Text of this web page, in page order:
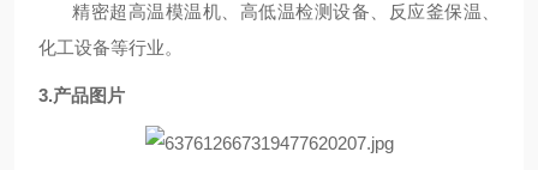
精密超高温模温机、高低温检测设备、反应釜保温、
化工设备等行业。
3.产品图片